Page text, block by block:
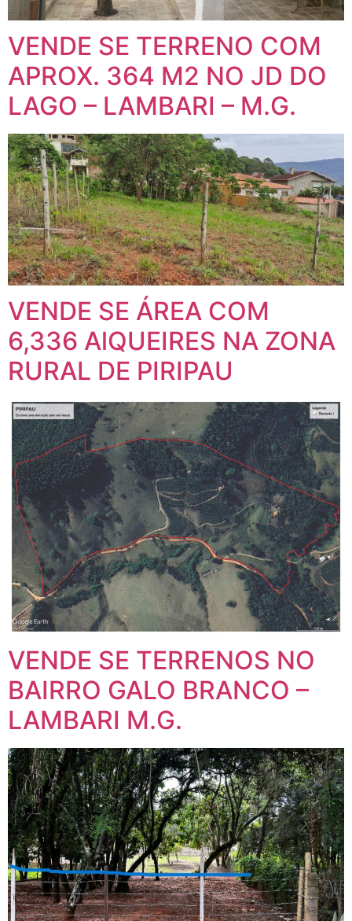
VENDE SE TERRENO COM
APROX. 364 M2 NO JD DO
LAGO – LAMBARI – M.G.
VENDE SE ÁREA COM
6,336 AlQUEIRES NA ZONA
RURAL DE PIRIPAU
VENDE SE TERRENOS NO
BAIRRO GALO BRANCO –
LAMBARI M.G.